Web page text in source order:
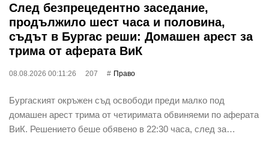
След безпрецедентно заседание,
продължило шест часа и половина,
съдът в Бургас реши: Домашен арест за
трима от аферата ВиК
08.08.2026 00:11:26 207 Право
Бургаският окръжен съд освободи преди малко под
домашен арест трима от четиримата обвиняеми по аферата
ВиК. Решението беше обявено в 22:30 часа, след за…